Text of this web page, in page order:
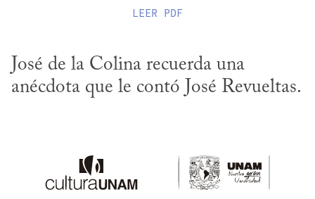
LEER PDF
José de la Colina recuerda una
anécdota que le contó José Revueltas.